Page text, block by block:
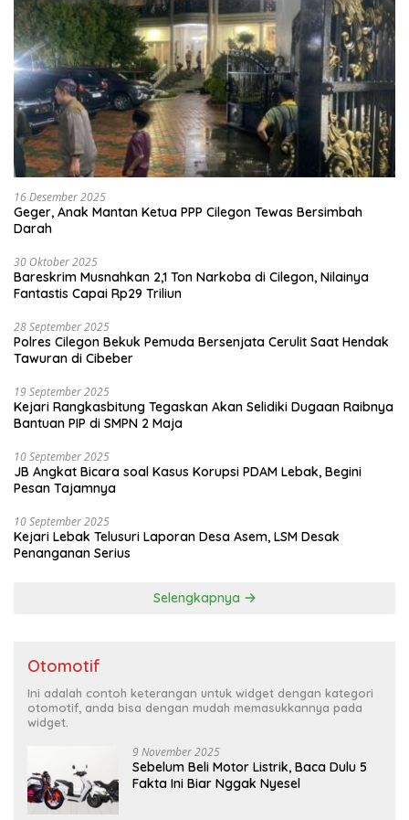
16 Desember 2025
Geger, Anak Mantan Ketua PPP Cilegon Tewas Bersimbah
Darah
30 Oktober 2025
Bareskrim Musnahkan 2,1 Ton Narkoba di Cilegon, Nilainya
Fantastis Capai Rp29 Triliun
28 September 2025
Polres Cilegon Bekuk Pemuda Bersenjata Cerulit Saat Hendak
Tawuran di Cibeber
19 September 2025
Kejari Rangkasbitung Tegaskan Akan Selidiki Dugaan Raibnya
Bantuan PIP di SMPN 2 Maja
10 September 2025
JB Angkat Bicara soal Kasus Korupsi PDAM Lebak, Begini
Pesan Tajamnya
10 September 2025
Kejari Lebak Telusuri Laporan Desa Asem, LSM Desak
Penanganan Serius
Selengkapnya
Otomotif
Ini adalah contoh keterangan untuk widget dengan kategori
otomotif, anda bisa dengan mudah memasukkannya pada
widget.
9 November 2025
Sebelum Beli Motor Listrik, Baca Dulu 5
Fakta Ini Biar Nggak Nyesel